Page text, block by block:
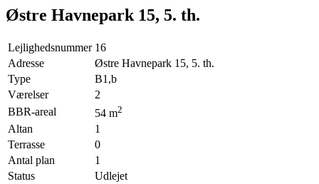
Østre Havnepark 15, 5. th.
Lejlighedsnummer 16
Adresse
Østre Havnepark 15, 5. th.
Type
B1,b
Værelser
2
BBR-areal
54 m2
Altan
1
Terrasse
0
Antal plan
1
Status
Udlejet